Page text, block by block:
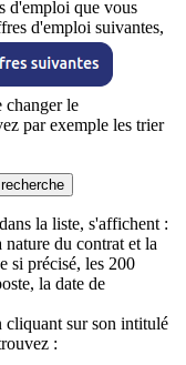
d'emploi que vous
d'emploi suivantes,
changer le
par exemple les trier
la liste, s'affichent :
du contrat et la
si précisé, les 200
la date de
cliquant sur son intitulé
: